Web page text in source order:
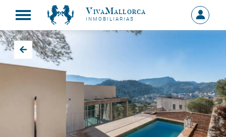
VivaMallorca
INMOBILIARIAS
Sign
in
Back to search results